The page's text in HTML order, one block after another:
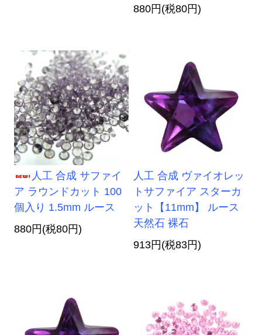
880円(税80円)
人工 合成 サファイ
ア ラウンドカット 100
個入り 1.5mm ルース
880円(税80円)
人工 合成 ヴァイオレッ
トサファイア スターカ
ット【11mm】 ルース
天然石 裸石
913円(税83円)